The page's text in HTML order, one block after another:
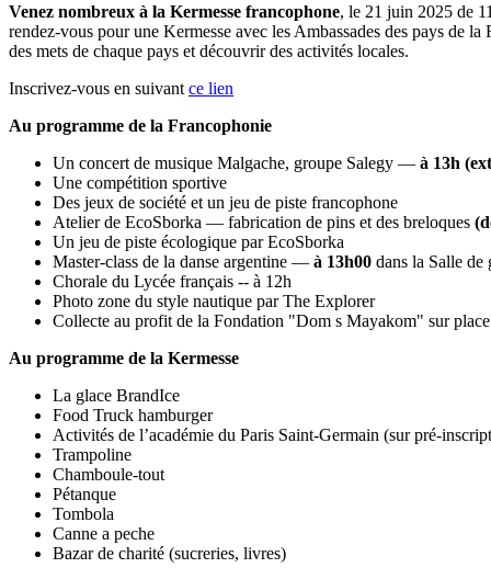
Venez nombreux à la Kermesse francophone, le 21 juin 2025 de
rendez-vous pour une Kermesse avec les Ambassades des pays de
des mets de chaque pays et découvrir des activités locales.
Inscrivez-vous en suivant ce lien
Au programme de la Francophonie
Un concert de musique Malgache, groupe Salegy — à 13h
Une compétition sportive
Des jeux de société et un jeu de piste francophone
Atelier de EcoSborka — fabrication de pins et des breloques
Un jeu de piste écologique par EcoSborka
Master-class de la danse argentine — à 13h00 dans la Salle de
Chorale du Lycée français -- à 12h
Photo zone du style nautique par The Explorer
Сollecte au profit de la Fondation "Dom s Mayakom" sur
Au programme de la Kermesse
La glace BrandIce
Food Truck hamburger
Activités de l’académie du Paris Saint-Germain (sur pré-
Trampoline
Chamboule-tout
Pétanque
Tombola
Canne a peche
Bazar de charité (sucreries, livres)